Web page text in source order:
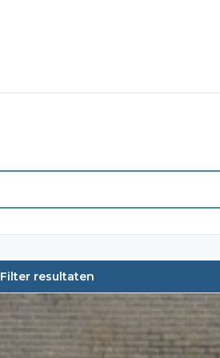
Filter resultaten